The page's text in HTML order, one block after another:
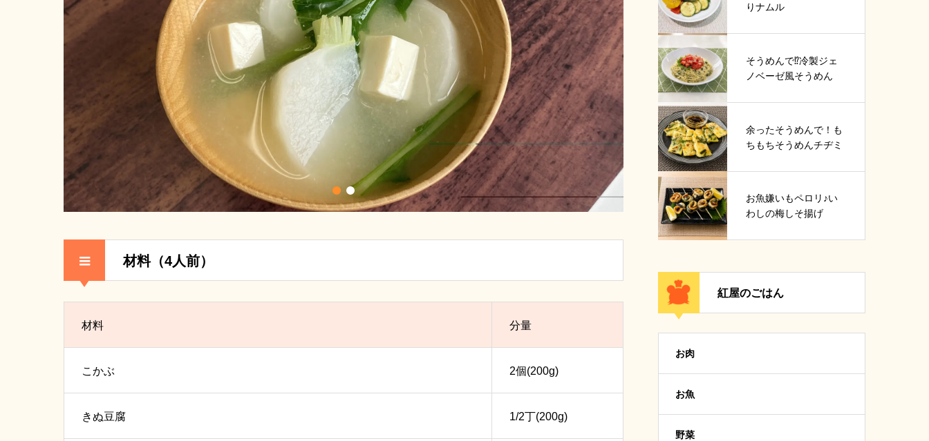
材料（4人前）
材料 分量
こかぶ 2個(200g)
きぬ豆腐 1/2丁(200g)
りナムル
そうめんで⁉冷製ジェ
ノベーゼ風そうめん
余ったそうめんで！も
ちもちそうめんチヂミ
お魚嫌いもペロリ♪い
わしの梅しそ揚げ
紅屋のごはん
お肉
お魚
野菜